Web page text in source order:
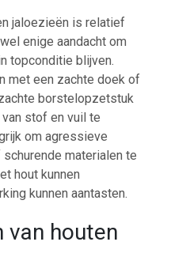
jaloezieën is relatief
enige aandacht om
topconditie blijven.
met een zachte doek of
borstelopzetstuk
stof en vuil te
om agressieve
materialen te
hout kunnen
kunnen aantasten.
van houten